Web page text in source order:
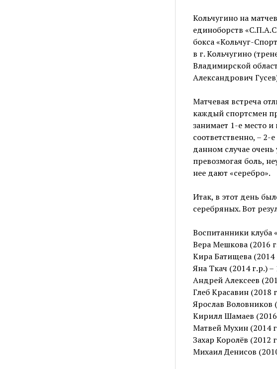
Кольчугино на
единоборств
бокса «Кольчуг-
в г. Кольчугино
Владимирской
Александрович
Матчевая встреча
каждый спортсмен
занимает 1-е место
соответственно, –
данном случае
превозмогая боль,
нее дают «серебро».
Итак, в этот день
серебряных. Вот
Воспитанники клуба
Вера Мешкова (2016
Кира Батищева (2014
Яна Ткач (2014 г.р.) –
Андрей Алексеев
Глеб Красавин (2018
Ярослав Воловников
Кирилл Шамаев (2016
Матвей Мухин (2014
Захар Королёв (2012
Михаил Денисов